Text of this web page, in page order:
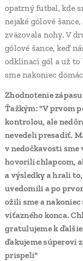
opatrný futbal, kde
nejaké gólové
zväzovala nohy. V
gólové šance, keď
odklínací gól a už to
sme nakoniec
Zhodnotenie
Ťažkým: "V prvom
kontrolou, ale
nevedeli presadiť.
v nedočkavosti sme
hovorili chlapcom,
a výsledky a hrali
uvedomili a po
ožili sme a
víťazného konca.
gratulujeme k
ďakujeme súperovi
prispeli"